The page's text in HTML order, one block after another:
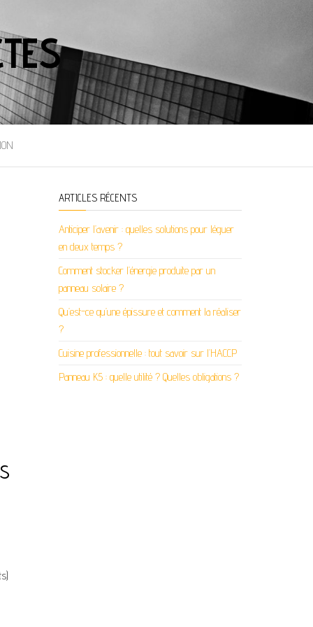
ARTICLES RÉCENTS
Anticiper l’avenir : quelles solutions pour léguer
en deux temps ?
Comment stocker l’énergie produite par un
panneau solaire ?
Qu’est-ce qu’une épissure et comment la réaliser
?
Cuisine professionnelle : tout savoir sur l’HACCP
Panneau K5 : quelle utilité ? Quelles obligations ?